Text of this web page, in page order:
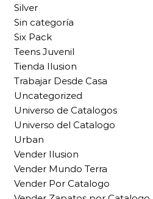
Silver
Sin categoría
Six Pack
Teens Juvenil
Tienda Ilusion
Trabajar Desde Casa
Uncategorized
Universo de Catalogos
Universo del Catalogo
Urban
Vender Ilusion
Vender Mundo Terra
Vender Por Catalogo